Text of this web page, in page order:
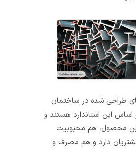
شده در ساختمان‌
استاندارد هستند و
هم محبوبیت
و هم مصرف و